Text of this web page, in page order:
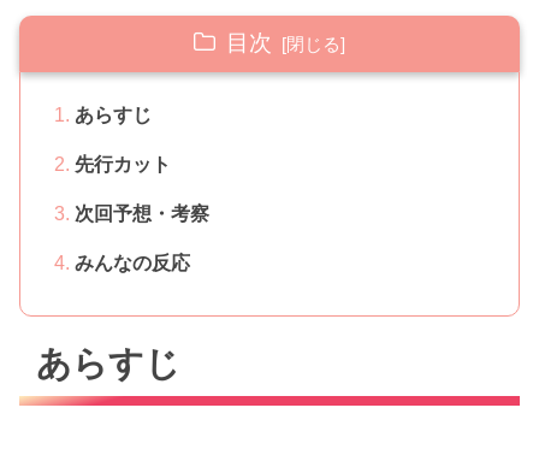
目次
あらすじ
先行カット
次回予想・考察
みんなの反応
あらすじ